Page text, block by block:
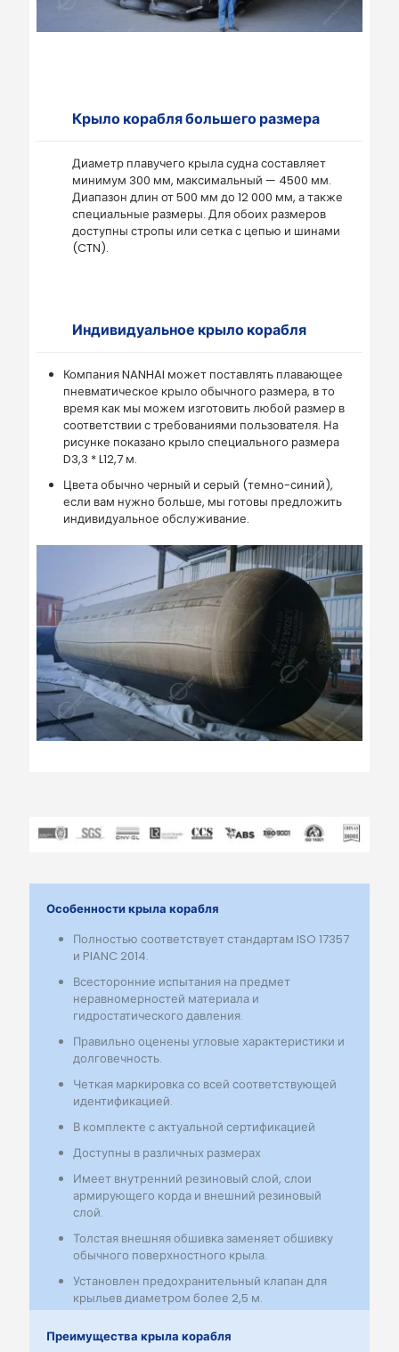
Крыло корабля большего размера
Диаметр плавучего крыла судна составляет
минимум 300 мм, максимальный — 4500 мм.
Диапазон длин от 500 мм до 12 000 мм, а также
специальные размеры. Для обоих размеров
доступны стропы или сетка с цепью и шинами
(CTN).
Индивидуальное крыло корабля
Компания NANHAI может поставлять плавающее
пневматическое крыло обычного размера, в то
время как мы можем изготовить любой размер в
соответствии с требованиями пользователя. На
рисунке показано крыло специального размера
D3,3 * L12,7 м.
Цвета обычно черный и серый (темно-синий),
если вам нужно больше, мы готовы предложить
индивидуальное обслуживание.
Особенности крыла корабля
Полностью соответствует стандартам ISO 17357
и PIANC 2014.
Всесторонние испытания на предмет
неравномерностей материала и
гидростатического давления.
Правильно оценены угловые характеристики и
долговечность.
Четкая маркировка со всей соответствующей
идентификацией.
В комплекте с актуальной сертификацией
Доступны в различных размерах
Имеет внутренний резиновый слой, слои
армирующего корда и внешний резиновый
слой.
Толстая внешняя обшивка заменяет обшивку
обычного поверхностного крыла.
Установлен предохранительный клапан для
крыльев диаметром более 2,5 м.
Преимущества крыла корабля